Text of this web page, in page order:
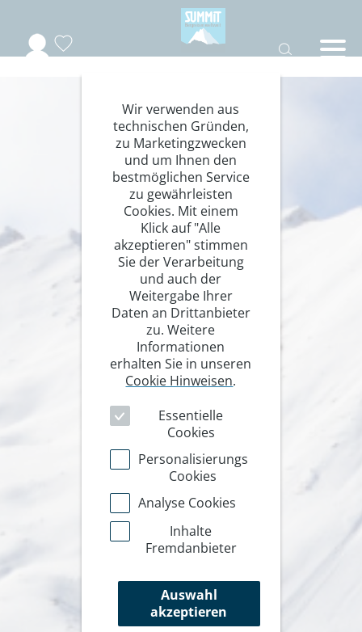
Wir verwenden aus
technischen Gründen,
zu Marketingzwecken
und um Ihnen den
bestmöglichen Service
zu gewährleisten
Cookies. Mit einem
Klick auf "Alle
akzeptieren" stimmen
Sie der Verarbeitung
und auch der
Weitergabe Ihrer
Daten an Drittanbieter
zu. Weitere
Informationen
erhalten Sie in unseren
Cookie Hinweisen.
Essentielle
Cookies
Personalisierungs
Cookies
Analyse Cookies
Inhalte
Fremdanbieter
Auswahl
akzeptieren